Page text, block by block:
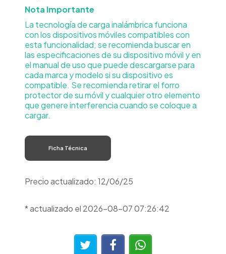
Nota Importante
La tecnología de carga inalámbrica funciona
con los dispositivos móviles compatibles con
esta funcionalidad; se recomienda buscar en
las especificaciones de su dispositivo móvil y en
el manual de uso que puede descargarse para
cada marca y modelo si su dispositivo es
compatible. Se recomienda retirar el forro
protector de su móvil y cualquier otro elemento
que genere interferencia cuando se coloque a
cargar.
Ficha Técnica
Precio actualizado: 12/06/25
* actualizado el 2026-08-07 07:26:42